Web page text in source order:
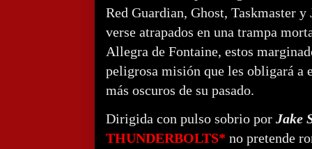
Red Guardian, Ghost, Taskmaster y
verse atrapados en una trampa
Allegra de Fontaine, estos
peligrosa misión que les obligará a
más oscuros de su pasado.
Dirigida con pulso sobrio por Jake
THUNDERBOLTS* no pretende